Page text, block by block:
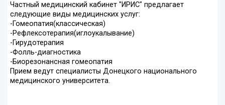
Частный медицинский кабинет "ИРИС" предлагает
следующие виды медицинских услуг:
-Гомеопатия(классическая)
-Рефлексотерапия(иглоукалывание)
-Гирудотерапия
-Фолль-диагностика
-Биорезонансная гомеопатия
Прием ведут специалисты Донецкого национального
медицинского университета.